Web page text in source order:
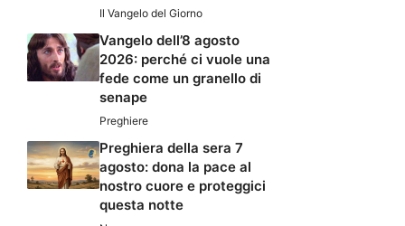
Il Vangelo del Giorno
Vangelo dell’8 agosto
2026: perché ci vuole una
fede come un granello di
senape
Preghiere
Preghiera della sera 7
agosto: dona la pace al
nostro cuore e proteggici
questa notte